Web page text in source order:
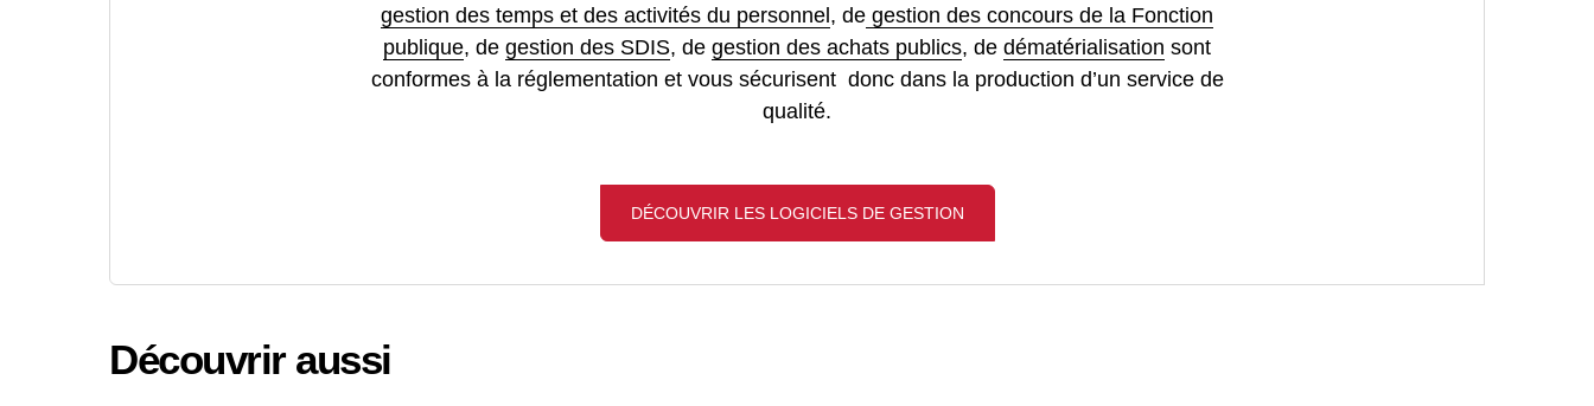
gestion des temps et des activités du personnel , de gestion des concours de la Fonction
publique, de gestion des SDIS, de gestion des achats publics, de dématérialisation sont
conformes à la réglementation et vous sécurisent donc dans la production d’un service de
qualité.
DÉCOUVRIR LES LOGICIELS DE GESTION
Découvrir aussi